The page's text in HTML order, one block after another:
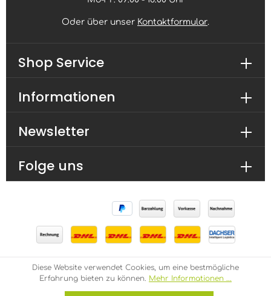
Newsletter
Folge uns
Oder über unser Kontaktformular.
Shop Service
Informationen
* Alle Preise inkl. gesetzl. Mehrwertsteuer zzgl.
Versandkostenund ggf. Nachnahmegebühren, wenn
nicht anders angegeben.
Diese Website verwendet Cookies, um eine bestmögliche
Erfahrung bieten zu können. Mehr Informationen ...